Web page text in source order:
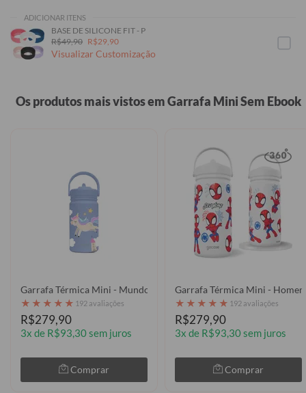
ADICIONAR ITENS
BASE DE SILICONE FIT - P
R$49,90 R$29,90
Visualizar Customização
Os produtos mais vistos em Garrafa Mini Sem Ebook
Garrafa Térmica Mini - Mundo Encantado - Reino do Unicórnio
★ ★ ★ ★ ★ 192 avaliações
R$279,90
3x de R$93,30 sem juros
Comprar
Garrafa
★ ★ ★ ★ ★ 192 avaliações
R$279,90
3x de R$93,30 sem juros
Comprar